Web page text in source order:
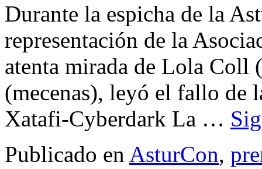
Durante la espicha de la
representación de la
atenta mirada de Lola Coll
(mecenas), leyó el fallo de
Xatafi-Cyberdark La …
Publicado en AsturCon,